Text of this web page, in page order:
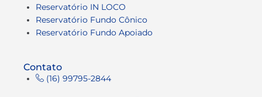
Reservatório IN LOCO
Reservatório Fundo Cônico
Reservatório Fundo Apoiado
Contato
(16) 99795-2844